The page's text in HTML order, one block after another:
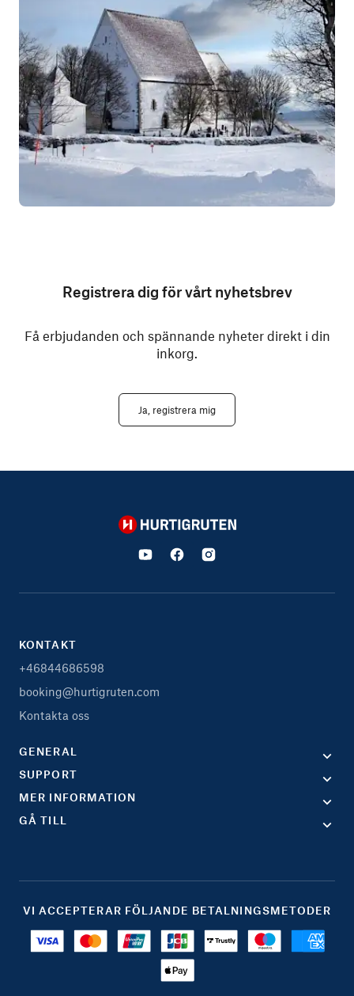
Registrera dig för vårt nyhetsbrev
Få erbjudanden och spännande nyheter direkt i din
inkorg.
Ja, registrera mig
Hurtigruten
KONTAKT
+46844686598
booking@hurtigruten.com
Kontakta oss
GENERAL
SUPPORT
MER INFORMATION
GÅ TILL
VI ACCEPTERAR FÖLJANDE BETALNINGSMETODER